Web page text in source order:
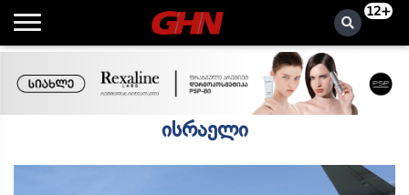
12+
ისრაელი